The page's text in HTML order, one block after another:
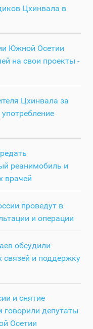
Цхинвала в
Южной Осетии
на свои проекты -
Цхинвала за
реанимобиль и
врачей
проведут в
и операции
обсудили
связей и поддержку
и снятие
депутаты
Осетии